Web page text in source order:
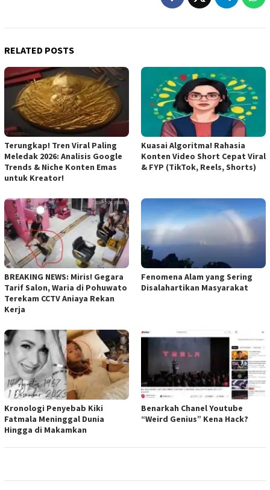
RELATED POSTS
Terungkap! Tren Viral Paling
Meledak 2026: Analisis Google
Trends & Niche Konten Emas
untuk Kreator!
Kuasai Algoritma! Rahasia
Konten Video Short Cepat Viral
& FYP (TikTok, Reels, Shorts)
BREAKING NEWS: Miris! Gegara
Tarif Salon, Waria di Pohuwato
Terekam CCTV Aniaya Rekan
Kerja
Fenomena Alam yang Sering
Disalahartikan Masyarakat
Kronologi Penyebab Kiki
Fatmala Meninggal Dunia
Hingga di Makamkan
Benarkah Chanel Youtube
“Weird Genius” Kena Hack?